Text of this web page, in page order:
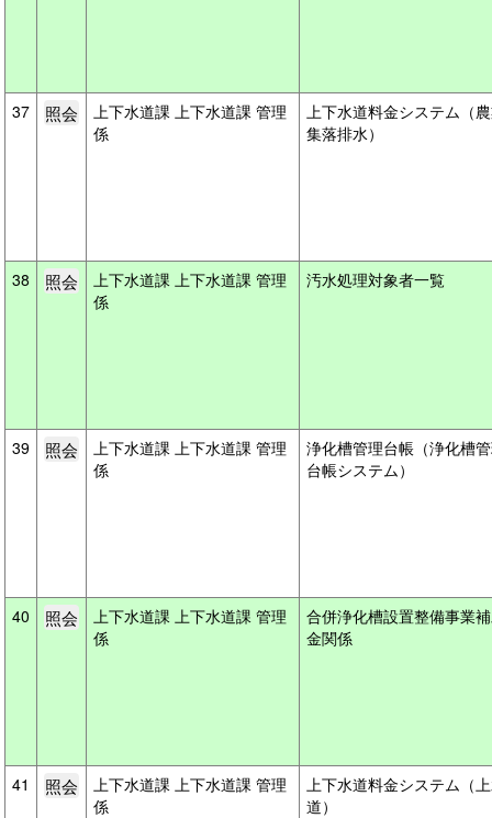
37
上下水道課 上下水道課 管理
係
上下水道料金システム（
集落排水）
38
上下水道課 上下水道課 管理
係
汚水処理対象者一覧
39
上下水道課 上下水道課 管理
係
浄化槽管理台帳（浄化槽
台帳システム）
40
上下水道課 上下水道課 管理
係
合併浄化槽設置整備事業
金関係
41
上下水道課 上下水道課 管理
係
上下水道料金システム（
道）